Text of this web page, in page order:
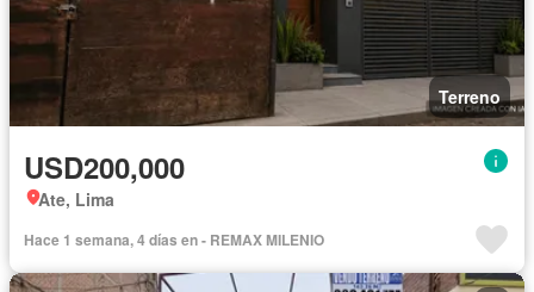
Terreno
USD200,000
Ate, Lima
Hace 1 semana, 4 días en - REMAX MILENIO